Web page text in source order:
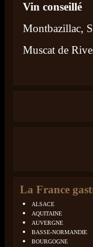
Vin conseillé
Montbazillac,
Muscat de
La France
ALSACE
AQUITAINE
AUVERGNE
BASSE-NORMANDIE
BOURGOGNE